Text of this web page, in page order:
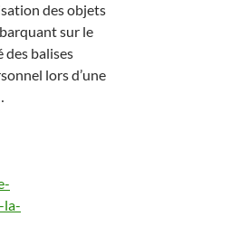
des objets
sur le
des balises
lors d’une
la-